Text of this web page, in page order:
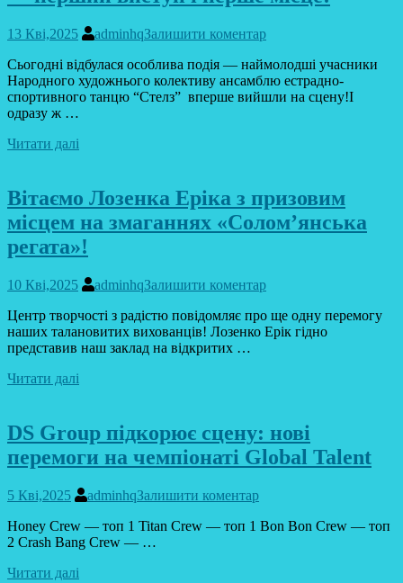
13 Кві,2025 adminhqЗалишити коментар
Сьогодні відбулася особлива подія — наймолодші учасники
Народного художнього колективу ансамблю естрадно-
спортивного танцю “Стелз” вперше вийшли на сцену!І
одразу ж …
Читати далі
Вітаємо Лозенка Еріка з призовим
місцем на змаганнях «Солом’янська
регата»!
10 Кві,2025 adminhqЗалишити коментар
Центр творчості з радістю повідомляє про ще одну перемогу
наших талановитих вихованців! Лозенко Ерік гідно
представив наш заклад на відкритих …
Читати далі
DS Group підкорює сцену: нові
перемоги на чемпіонаті Global Talent
5 Кві,2025 adminhqЗалишити коментар
Honey Crew — топ 1 Titan Crew — топ 1 Bon Bon Crew — топ
2 Crash Bang Crew — …
Читати далі